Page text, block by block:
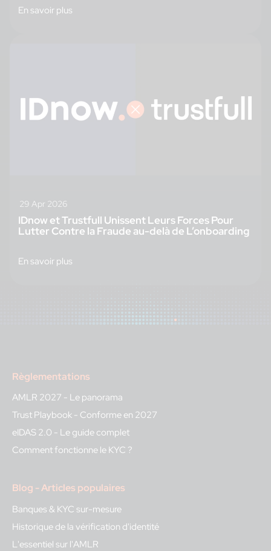
En savoir plus
29 Apr 2026
IDnow et Trustfull Unissent Leurs Forces Pour
Lutter Contre la Fraude au-delà de L’onboarding
En savoir plus
Règlementations
AMLR 2027 - Le panorama
Trust Playbook - Conforme en 2027
eIDAS 2.0 - Le guide complet
Comment fonctionne le KYC ?
Blog - Articles populaires
Banques & KYC sur-mesure
Historique de la vérification d'identité
L'essentiel sur l'AMLR